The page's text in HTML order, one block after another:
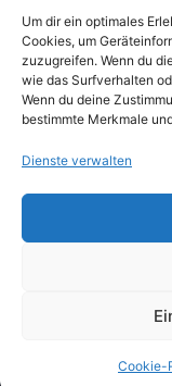
Um dir ein optimales
Cookies, um
zuzugreifen. Wenn du
wie das Surfverhalten
Wenn du deine
bestimmte Merkmale
Dienste verwalten
Cookie-